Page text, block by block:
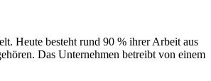
Heute besteht rund 90 % ihrer Arbeit aus
Das Unternehmen betreibt von einem